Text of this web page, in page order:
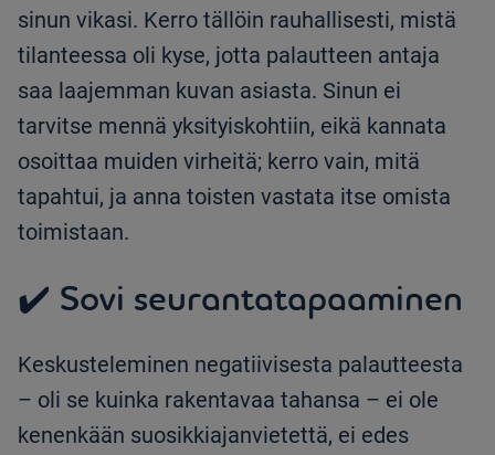
sinun vikasi. Kerro tällöin rauhallisesti, mistä
tilanteessa oli kyse, jotta palautteen antaja
saa laajemman kuvan asiasta. Sinun ei
tarvitse mennä yksityiskohtiin, eikä kannata
osoittaa muiden virheitä; kerro vain, mitä
tapahtui, ja anna toisten vastata itse omista
toimistaan.
✔️ Sovi seurantatapaaminen
Keskusteleminen negatiivisesta palautteesta
– oli se kuinka rakentavaa tahansa – ei ole
kenenkään suosikkiajanvietettä, ei edes